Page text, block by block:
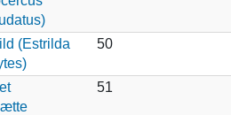
(Estrilda
50
51